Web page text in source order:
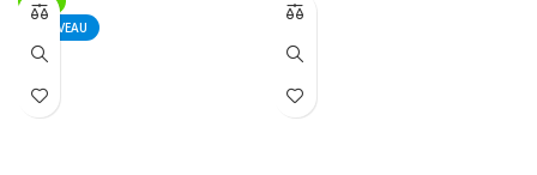
NOUVEAU